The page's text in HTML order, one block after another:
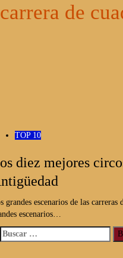
carrera de
TOP 10
diez mejores
grandes escenarios de las
escenarios…
Buscar: